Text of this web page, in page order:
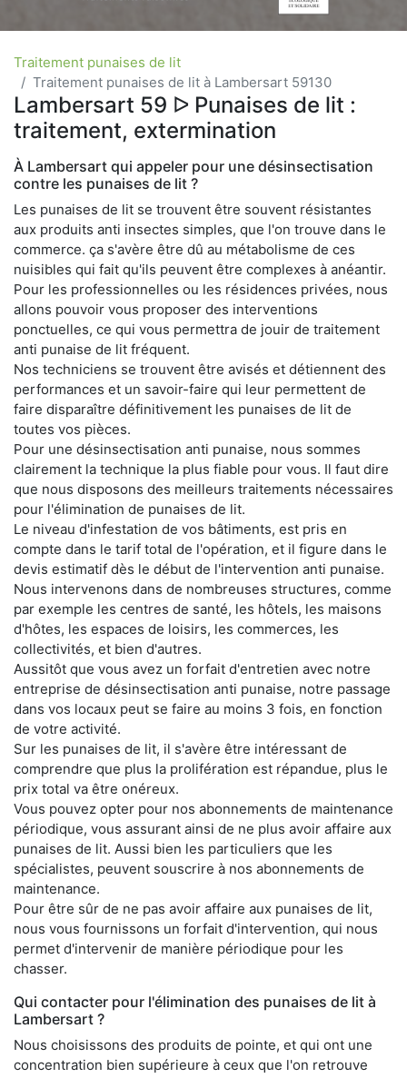
Traitement punaises de lit
Traitement punaises de lit à Lambersart 59130
Lambersart 59 ᐅ Punaises de lit :
traitement, extermination
À Lambersart qui appeler pour une désinsectisation
contre les punaises de lit ?
Les punaises de lit se trouvent être souvent résistantes
aux produits anti insectes simples, que l'on trouve dans le
commerce. ça s'avère être dû au métabolisme de ces
nuisibles qui fait qu'ils peuvent être complexes à anéantir.
Pour les professionnelles ou les résidences privées, nous
allons pouvoir vous proposer des interventions
ponctuelles, ce qui vous permettra de jouir de traitement
anti punaise de lit fréquent.
Nos techniciens se trouvent être avisés et détiennent des
performances et un savoir-faire qui leur permettent de
faire disparaître définitivement les punaises de lit de
toutes vos pièces.
Pour une désinsectisation anti punaise, nous sommes
clairement la technique la plus fiable pour vous. Il faut dire
que nous disposons des meilleurs traitements nécessaires
pour l'élimination de punaises de lit.
Le niveau d'infestation de vos bâtiments, est pris en
compte dans le tarif total de l'opération, et il figure dans le
devis estimatif dès le début de l'intervention anti punaise.
Nous intervenons dans de nombreuses structures, comme
par exemple les centres de santé, les hôtels, les maisons
d'hôtes, les espaces de loisirs, les commerces, les
collectivités, et bien d'autres.
Aussitôt que vous avez un forfait d'entretien avec notre
entreprise de désinsectisation anti punaise, notre passage
dans vos locaux peut se faire au moins 3 fois, en fonction
de votre activité.
Sur les punaises de lit, il s'avère être intéressant de
comprendre que plus la prolifération est répandue, plus le
prix total va être onéreux.
Vous pouvez opter pour nos abonnements de maintenance
périodique, vous assurant ainsi de ne plus avoir affaire aux
punaises de lit. Aussi bien les particuliers que les
spécialistes, peuvent souscrire à nos abonnements de
maintenance.
Pour être sûr de ne pas avoir affaire aux punaises de lit,
nous vous fournissons un forfait d'intervention, qui nous
permet d'intervenir de manière périodique pour les
chasser.
Qui contacter pour l'élimination des punaises de lit à
Lambersart ?
Nous choisissons des produits de pointe, et qui ont une
concentration bien supérieure à ceux que l'on retrouve